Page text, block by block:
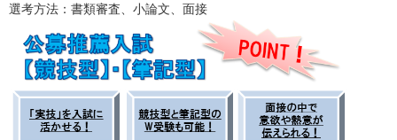
選考方法：書類審査、小論文、面接